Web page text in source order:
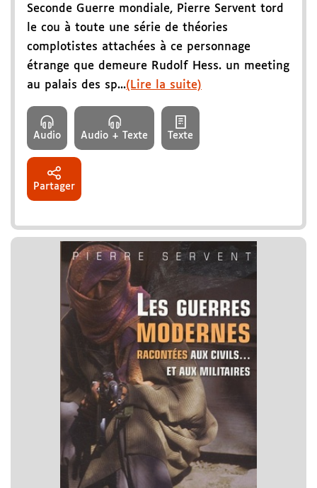
Seconde Guerre mondiale, Pierre Servent tord
le cou à toute une série de théories
complotistes attachées à ce personnage
étrange que demeure Rudolf Hess. un meeting
au palais des sp...(Lire la suite)
Audio Audio + Texte Texte
Partager